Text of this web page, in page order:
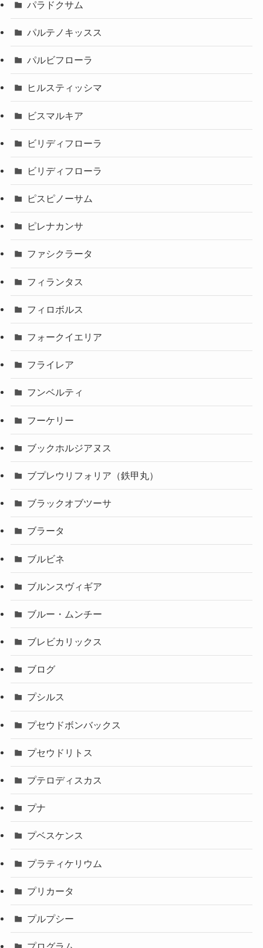
パラドクサム
パルテノキッスス
パルビフローラ
ヒルスティッシマ
ビスマルキア
ビリディフローラ
ビリディフローラ
ピスピノーサム
ピレナカンサ
ファシクラータ
フィランタス
フィロボルス
フォークイエリア
フライレア
フンベルティ
フーケリー
ブックホルジアヌス
ブプレウリフォリア（鉄甲丸）
ブラックオブツーサ
ブラータ
ブルビネ
ブルンスヴィギア
ブルー・ムンチー
ブレビカリックス
ブログ
プシルス
プセウドボンバックス
プセウドリトス
プテロディスカス
プナ
プベスケンス
プラティケリウム
プリカータ
プルプシー